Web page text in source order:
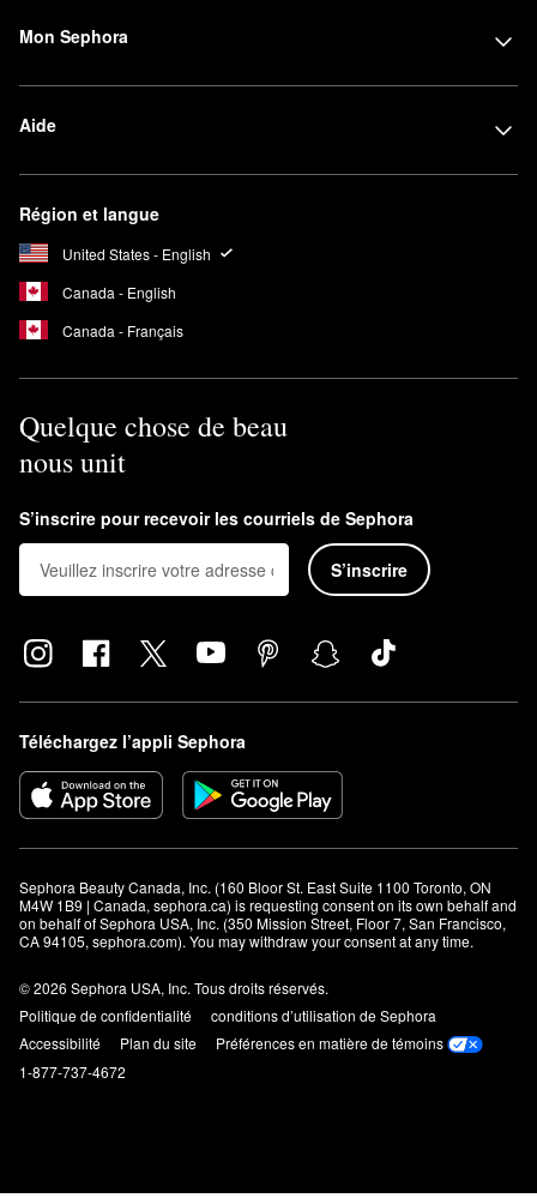
Mon Sephora
Aide
Région et langue
United States - English
Canada - English
Canada - Français
Quelque chose de beau
nous unit
S’inscrire pour recevoir les courriels de Sephora
S’inscrire
Téléchargez l’appli Sephora
Sephora Beauty Canada, Inc. (160 Bloor St. East Suite 1100 Toronto, ON
M4W 1B9 | Canada, sephora.ca) is requesting consent on its own behalf and
on behalf of Sephora USA, Inc. (350 Mission Street, Floor 7, San Francisco,
CA 94105, sephora.com). You may withdraw your consent at any time.
© 2026 Sephora USA, Inc. Tous droits réservés.
Politique de confidentialité
conditions d’utilisation de Sephora
Accessibilité
Plan du site
Préférences en matière de témoins
1-877-737-4672